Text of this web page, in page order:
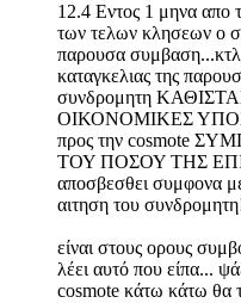
12.4 Εντος 1 μηνα απο
των τελων κλησεων ο
παρουσα
καταγκελιας της
συνδρομητη
ΟΙΚΟΝΟΜΙΚΕΣ
προς την cosmote
ΤΟΥ ΠΟΣΟΥ ΤΗΣ
αποσβεσθει συμφονα
αιτηση του
είναι στους ορους
λέει αυτό που είπα...
cosmote κάτω κάτω θα